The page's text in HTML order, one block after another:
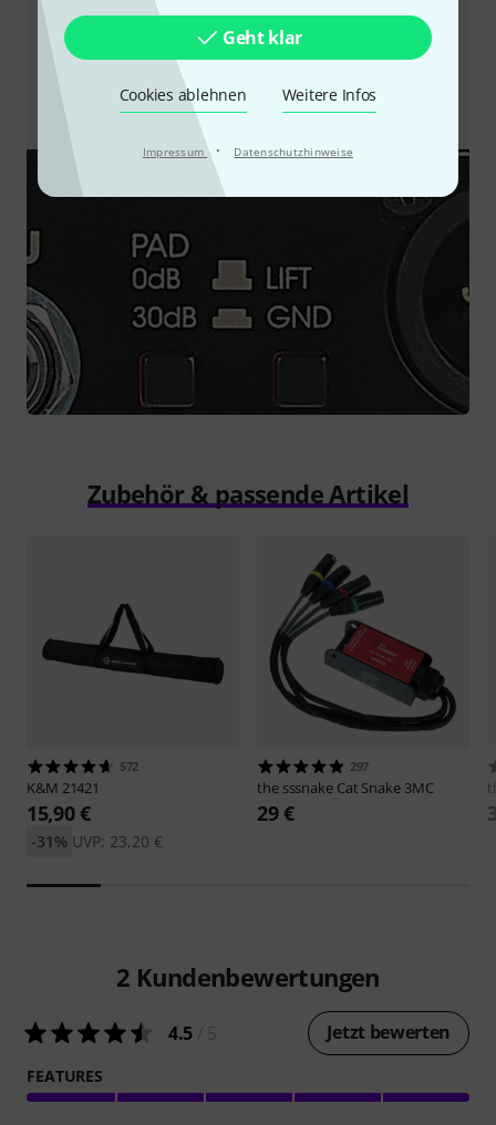
Geht klar
Cookies ablehnen Weitere Infos
Impressum · Datenschutzhinweise
unterbrechen. Weitere Lösungen, die die Symptome
des Problems lindern, sind das Verwenden
symmetrischer Audioleitungen oder der Einsatz eines
steilflankigen Low-Cut-Filters, das oberhalb einer
Eckfrequenz von 50Hz ansetzt.
Zubehör & passende Artikel
572
K&M 21421
15,90 €
UVP: 23,20 €
-31%
297
the sssnake Cat Snake 3MC
29 €
2 Kundenbewertungen
4.5 Jetzt bewerten
FEATURES